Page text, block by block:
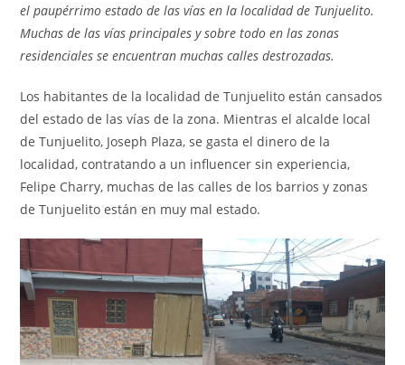
el paupérrimo estado de las vías en la localidad de Tunjuelito.
Muchas de las vías principales y sobre todo en las zonas
residenciales se encuentran muchas calles destrozadas.
Los habitantes de la localidad de Tunjuelito están cansados
del estado de las vías de la zona. Mientras el alcalde local
de Tunjuelito, Joseph Plaza, se gasta el dinero de la
localidad, contratando a un influencer sin experiencia,
Felipe Charry, muchas de las calles de los barrios y zonas
de Tunjuelito están en muy mal estado.